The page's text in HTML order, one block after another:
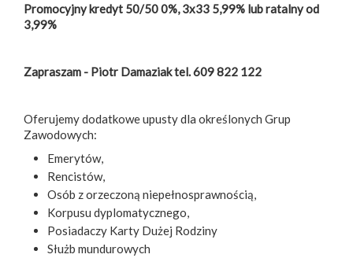
Promocyjny kredyt 50/50 0%, 3x33 5,99% lub ratalny od
3,99%
Zapraszam - Piotr Damaziak tel. 609 822 122
Oferujemy dodatkowe upusty dla określonych Grup
Zawodowych:
Emerytów,
Rencistów,
Osób z orzeczoną niepełnosprawnością,
Korpusu dyplomatycznego,
Posiadaczy Karty Dużej Rodziny
Służb mundurowych